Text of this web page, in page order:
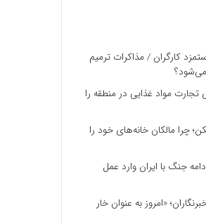
کارگران / مذاکرات ترمیم
می‌شود؟
تجارت مواد غذایی در منطقه را
چرا مالکان خانه‌های خود را
ادامه جنگ با ایران وارد عمل
«امروز به عنوان خار